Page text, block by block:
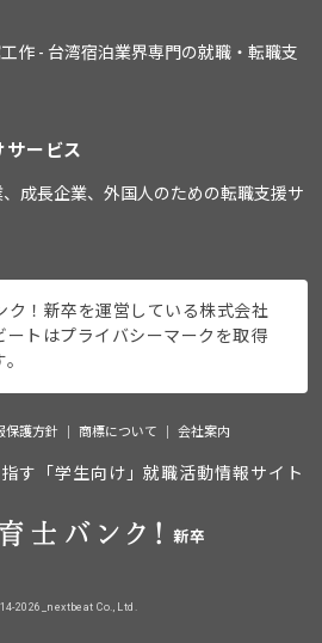
作 - 台湾宿泊業界専門の就職・転職支
サービス
成長企業、外国人のための転職支援サ
ク！新卒を運営している株式会社
ートはプライバシーマークを取得
保護方針 商標について 会社案内
す「学生向け」就職活動情報サイト
2026_nextbeat Co., Ltd.